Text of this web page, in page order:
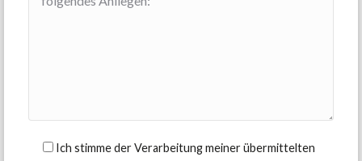
Ich stimme der Verarbeitung meiner übermittelten